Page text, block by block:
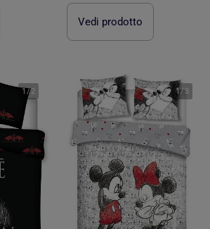
Vedi prodotto
1 /2 1/3